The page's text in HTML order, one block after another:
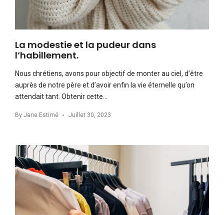
La modestie et la pudeur dans
l’habillement.
Nous chrétiens, avons pour objectif de monter au ciel, d’être
auprès de notre père et d’avoir enfin la vie éternelle qu’on
attendait tant. Obtenir cette…
By Jane Estimé Juillet 30, 2023